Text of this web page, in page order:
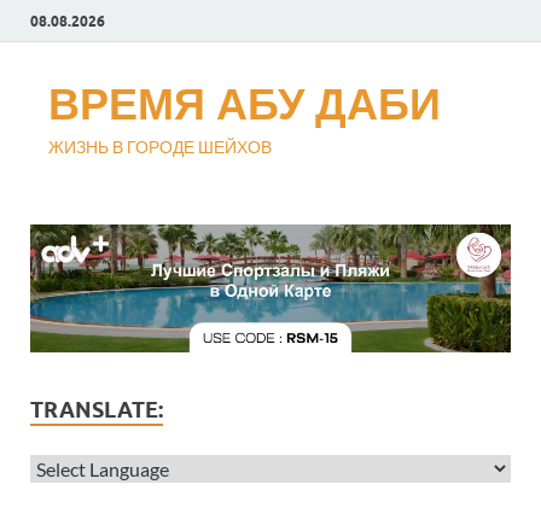
08.08.2026
ВРЕМЯ АБУ ДАБИ
ЖИЗНЬ В ГОРОДЕ ШЕЙХОВ
TRANSLATE: